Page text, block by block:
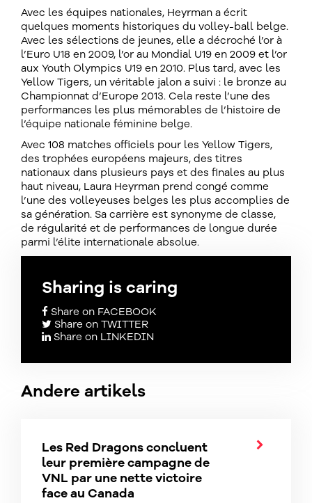
Avec les équipes nationales, Heyrman a écrit
quelques moments historiques du volley-ball belge.
Avec les sélections de jeunes, elle a décroché l’or à
l’Euro U18 en 2009, l’or au Mondial U19 en 2009 et l’or
aux Youth Olympics U19 en 2010. Plus tard, avec les
Yellow Tigers, un véritable jalon a suivi : le bronze au
Championnat d’Europe 2013. Cela reste l’une des
performances les plus mémorables de l’histoire de
l’équipe nationale féminine belge.
Avec 108 matches officiels pour les Yellow Tigers,
des trophées européens majeurs, des titres
nationaux dans plusieurs pays et des finales au plus
haut niveau, Laura Heyrman prend congé comme
l’une des volleyeuses belges les plus accomplies de
sa génération. Sa carrière est synonyme de classe,
de régularité et de performances de longue durée
parmi l’élite internationale absolue.
Sharing is caring
Share on FACEBOOK
Share on TWITTER
Share on LINKEDIN
Andere artikels
Les Red Dragons concluent
leur première campagne de
VNL par une nette victoire
face au Canada